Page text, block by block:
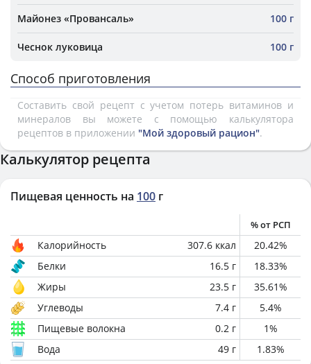
Майонез «Провансаль» 100 г
Чеснок луковица 100 г
Способ приготовления
Составить свой рецепт с учетом потерь витаминов и
минералов вы можете с помощью калькулятора
рецептов в приложении "Мой здоровый рацион".
Калькулятор рецепта
Пищевая ценность на 100 г
% от РСП
Калорийность 307.6 ккал 20.42%
Белки
16.5 г 18.33%
Жиры
23.5 г 35.61%
Углеводы
7.4 г 5.4%
Пищевые волокна
0.2 г 1%
Вода
49 г 1.83%